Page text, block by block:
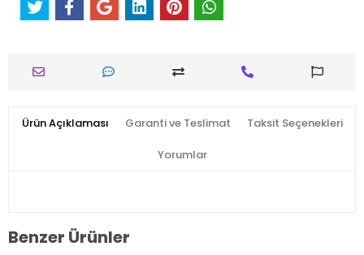
Ürün Açıklaması Garanti ve Teslimat Taksit Seçenekleri
Yorumlar
Benzer Ürünler